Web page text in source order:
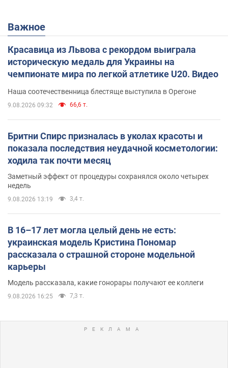
Важное
Красавица из Львова с рекордом выиграла
историческую медаль для Украины на
чемпионате мира по легкой атлетике U20. Видео
Наша соотечественница блестяще выступила в Орегоне
9.08.2026 09:32 66,6 т.
Бритни Спирс призналась в уколах красоты и
показала последствия неудачной косметологии:
ходила так почти месяц
Заметный эффект от процедуры сохранялся около четырех
недель
9.08.2026 13:19 3,4 т.
В 16–17 лет могла целый день не есть:
украинская модель Кристина Пономар
рассказала о страшной стороне модельной
карьеры
Модель рассказала, какие гонорары получают ее коллеги
9.08.2026 16:25 7,3 т.